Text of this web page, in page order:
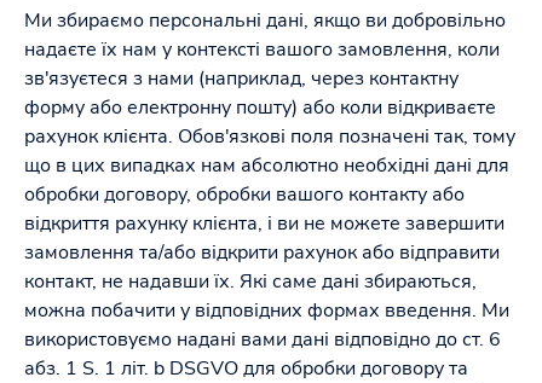
Ми збираємо персональні дані, якщо ви добровільно
надаєте їх нам у контексті вашого замовлення, коли
зв'язуєтеся з нами (наприклад, через контактну
форму або електронну пошту) або коли відкриваєте
рахунок клієнта. Обов'язкові поля позначені так, тому
що в цих випадках нам абсолютно необхідні дані для
обробки договору, обробки вашого контакту або
відкриття рахунку клієнта, і ви не можете завершити
замовлення та/або відкрити рахунок або відправити
контакт, не надавши їх. Які саме дані збираються,
можна побачити у відповідних формах введення. Ми
використовуємо надані вами дані відповідно до ст. 6
абз. 1 S. 1 літ. b DSGVO для обробки договору та